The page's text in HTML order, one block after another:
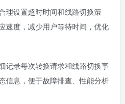
理设置超时时间和线路切换策
速度，减少用户等待时间，优化
记录每次转换请求和线路切换事
信息，便于故障排查、性能分析